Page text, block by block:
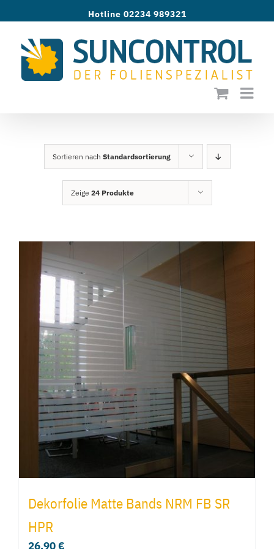
springen
Hotline 02234 989321
Sortieren nach Standardsortierung
Zeige 24 Produkte
Dekorfolie Matte Bands NRM FB SR
HPR
26,90€